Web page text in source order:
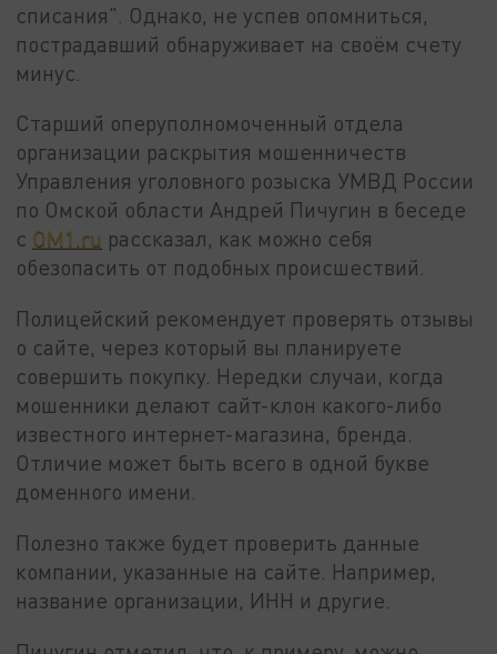
списания". Однако, не успев опомниться,
пострадавший обнаруживает на своём счету
минус.
Старший оперуполномоченный отдела
организации раскрытия мошенничеств
Управления уголовного розыска УМВД России
по Омской области Андрей Пичугин в беседе
с OM1.ru рассказал, как можно себя
обезопасить от подобных происшествий.
Полицейский рекомендует проверять отзывы
о сайте, через который вы планируете
совершить покупку. Нередки случаи, когда
мошенники делают сайт-клон какого-либо
известного интернет-магазина, бренда.
Отличие может быть всего в одной букве
доменного имени.
Полезно также будет проверить данные
компании, указанные на сайте. Например,
название организации, ИНН и другие.